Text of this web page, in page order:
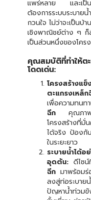
แพร่หลาย และเป็
ต้องการระบบระบา
กวนใจ ไม่ว่าจะเป็นบ้
เชิงพาณิชย์ต่าง ๆ ก็
เป็นส่วนหนึ่งของโคร
คุณสมบัติที่ทำให้ต
โดดเด่น:
โครงสร้าง
ตะแกรงเหล็
เพื่อความทนท
ฉีก คุณภาพสู
โครงสร้างที่มั่
ได้จริง ป้องกัน
ในระยะยาว
ระบายน้ำได้
อุดตัน: ดีไซ
ฉีก มาพร้อมร่
ลงสู่ท่อระบา
ปัญหาน้ำท่วม